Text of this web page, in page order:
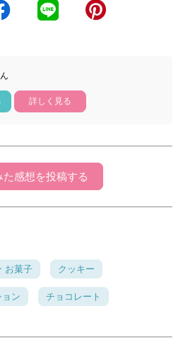
詳しく見る
た感想を投稿する
お菓子 クッキー
ン チョコレート